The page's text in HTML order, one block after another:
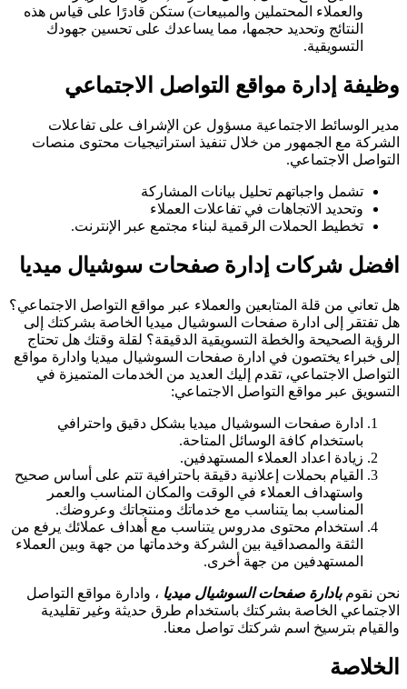
والعملاء المحتملين والمبيعات) ستكن قادرًا على قياس هذه
النتائج وتحديد حجمها، مما يساعدك على تحسين جهودك
التسويقية.
وظيفة إدارة مواقع التواصل الاجتماعي
مدير الوسائط الاجتماعية مسؤول عن الإشراف على تفاعلات
الشركة مع الجمهور من خلال تنفيذ استراتيجيات محتوى منصات
التواصل الاجتماعي.
تشمل واجباتهم تحليل بيانات المشاركة
وتحديد الاتجاهات في تفاعلات العملاء
تخطيط الحملات الرقمية لبناء مجتمع عبر الإنترنت.
افضل شركات إدارة صفحات سوشيال ميديا
هل تعاني من قلة المتابعين والعملاء عبر مواقع التواصل الاجتماعي؟
هل تفتقر إلى ادارة صفحات السوشيال ميديا الخاصة بشركتك إلى
الرؤية الصحيحة والخطة التسويقية الدقيقة؟ لقلة وقتك هل تحتاج
إلى خبراء يختصون في ادارة صفحات السوشيال ميديا وادارة مواقع
التواصل الاجتماعي، تقدم إليك العديد من الخدمات المتميزة في
التسويق عبر مواقع التواصل الاجتماعي:
ادارة صفحات السوشيال ميديا بشكل دقيق واحترافي
باستخدام كافة الوسائل المتاحة.
زيادة اعداد العملاء المستهدفين.
القيام بحملات إعلانية دقيقة باحترافية تتم على أساس صحيح
واستهداف العملاء في الوقت والمكان المناسب والعمر
المناسب بما يتناسب مع خدماتك ومنتجاتك وعروضك.
استخدام محتوى مدروس يتناسب مع أهداف عملائك يرفع من
الثقة والمصداقية بين الشركة وخدماتها من جهة وبين العملاء
المستهدفين من جهة أخرى.
نحن نقومبادارة صفحات السوشيال ميديا ، وادارة مواقع التواصل
الاجتماعي الخاصة بشركتك باستخدام طرق حديثة وغير تقليدية
والقيام بترسيخ اسم شركتك تواصل معنا.
الخلاصة